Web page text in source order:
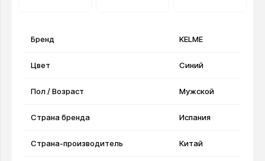
Бренд KELME
Цвет Синий
Пол / Возраст Мужской
Страна бренда Испания
Страна-производитель Китай